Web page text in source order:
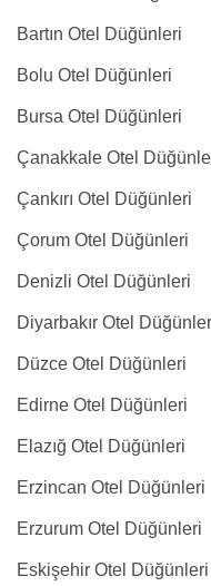
Bartın Otel Düğünleri
Bolu Otel Düğünleri
Bursa Otel Düğünleri
Çanakkale Otel
Çankırı Otel Düğünleri
Çorum Otel Düğünleri
Denizli Otel Düğünleri
Diyarbakır Otel
Düzce Otel Düğünleri
Edirne Otel Düğünleri
Elazığ Otel Düğünleri
Erzincan Otel Düğünleri
Erzurum Otel Düğünleri
Eskişehir Otel Düğünleri